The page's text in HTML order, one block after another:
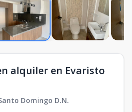
alquiler en Evaristo
Domingo D.N.